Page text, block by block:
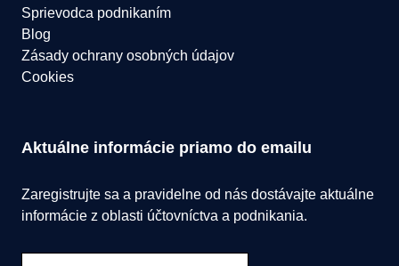
Sprievodca podnikaním
Blog
Zásady ochrany osobných údajov
Cookies
Aktuálne informácie priamo do emailu
Zaregistrujte sa a pravidelne od nás dostávajte aktuálne
informácie z oblasti účtovníctva a podnikania.